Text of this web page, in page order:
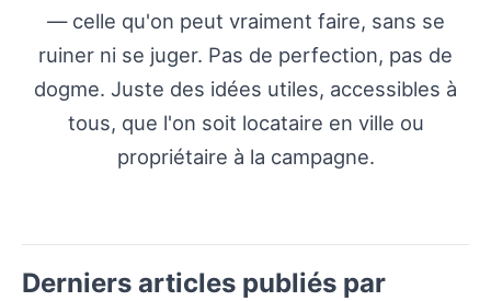
— celle qu'on peut vraiment faire, sans se
ruiner ni se juger. Pas de perfection, pas de
dogme. Juste des idées utiles, accessibles à
tous, que l'on soit locataire en ville ou
propriétaire à la campagne.
Derniers articles publiés par